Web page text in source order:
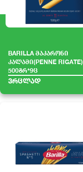
BARILLA მაკარონი
კალამი(PENNE RIGATE)
500გრ*9ც
ვრცლად